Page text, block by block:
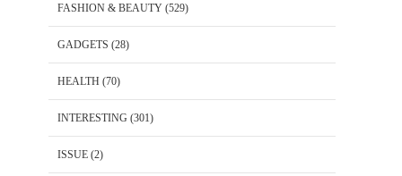
FASHION & BEAUTY (529)
GADGETS (28)
HEALTH (70)
INTERESTING (301)
ISSUE (2)